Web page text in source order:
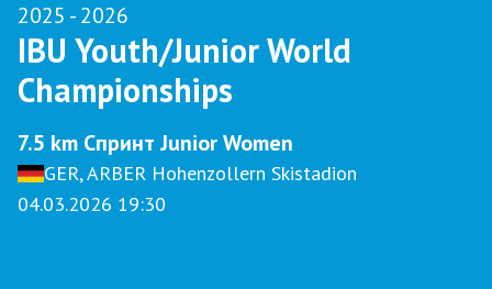
2025 - 2026
IBU Youth/Junior World
Championships
7.5 km Спринт Junior Women
GER, ARBER Hohenzollern Skistadion
04.03.2026 19:30